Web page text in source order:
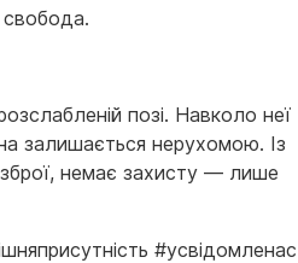
позі. Навколо неї
залишається нерухомою. Із
немає захисту — лише